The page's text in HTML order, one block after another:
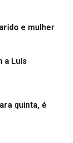
e mulher
a Luís
quinta, é